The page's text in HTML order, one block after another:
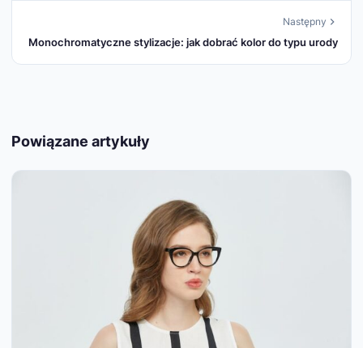
Następny
Monochromatyczne stylizacje: jak dobrać kolor do typu urody
Powiązane artykuły